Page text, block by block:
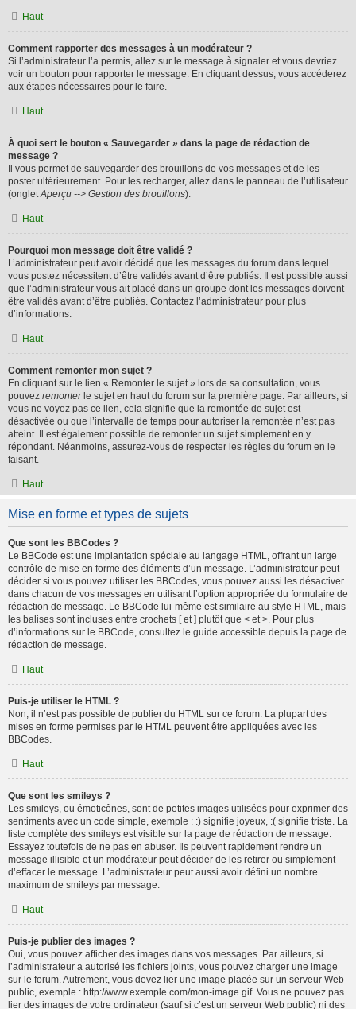
Haut
Comment rapporter des messages à un modérateur ?
Si l’administrateur l’a permis, allez sur le message à signaler et vous devriez
voir un bouton pour rapporter le message. En cliquant dessus, vous accéderez
aux étapes nécessaires pour le faire.
Haut
À quoi sert le bouton « Sauvegarder » dans la page de rédaction de
message ?
Il vous permet de sauvegarder des brouillons de vos messages et de les
poster ultérieurement. Pour les recharger, allez dans le panneau de l’utilisateur
(ongletAperçu --> Gestion des brouillons).
Haut
Pourquoi mon message doit être validé ?
L’administrateur peut avoir décidé que les messages du forum dans lequel
vous postez nécessitent d’être validés avant d’être publiés. Il est possible aussi
que l’administrateur vous ait placé dans un groupe dont les messages doivent
être validés avant d’être publiés. Contactez l’administrateur pour plus
d’informations.
Haut
Comment remonter mon sujet ?
En cliquant sur le lien « Remonter le sujet » lors de sa consultation, vous
pouvez remonterle sujet en haut du forum sur la première page. Par ailleurs, si
vous ne voyez pas ce lien, cela signifie que la remontée de sujet est
désactivée ou que l’intervalle de temps pour autoriser la remontée n’est pas
atteint. Il est également possible de remonter un sujet simplement en y
répondant. Néanmoins, assurez-vous de respecter les règles du forum en le
faisant.
Haut
Mise en forme et types de sujets
Que sont les BBCodes ?
Le BBCode est une implantation spéciale au langage HTML, offrant un large
contrôle de mise en forme des éléments d’un message. L’administrateur peut
décider si vous pouvez utiliser les BBCodes, vous pouvez aussi les désactiver
dans chacun de vos messages en utilisant l’option appropriée du formulaire de
rédaction de message. Le BBCode lui-même est similaire au style HTML, mais
les balises sont incluses entre crochets [ et ] plutôt que < et >. Pour plus
d’informations sur le BBCode, consultez le guide accessible depuis la page de
rédaction de message.
Haut
Puis-je utiliser le HTML ?
Non, il n’est pas possible de publier du HTML sur ce forum. La plupart des
mises en forme permises par le HTML peuvent être appliquées avec les
BBCodes.
Haut
Que sont les smileys ?
Les smileys, ou émoticônes, sont de petites images utilisées pour exprimer des
sentiments avec un code simple, exemple : :) signifie joyeux, :( signifie triste. La
liste complète des smileys est visible sur la page de rédaction de message.
Essayez toutefois de ne pas en abuser. Ils peuvent rapidement rendre un
message illisible et un modérateur peut décider de les retirer ou simplement
d’effacer le message. L’administrateur peut aussi avoir défini un nombre
maximum de smileys par message.
Haut
Puis-je publier des images ?
Oui, vous pouvez afficher des images dans vos messages. Par ailleurs, si
l’administrateur a autorisé les fichiers joints, vous pouvez charger une image
sur le forum. Autrement, vous devez lier une image placée sur un serveur Web
public, exemple : http://www.exemple.com/mon-image.gif. Vous ne pouvez pas
lier des images de votre ordinateur (sauf si c’est un serveur Web public) ni des